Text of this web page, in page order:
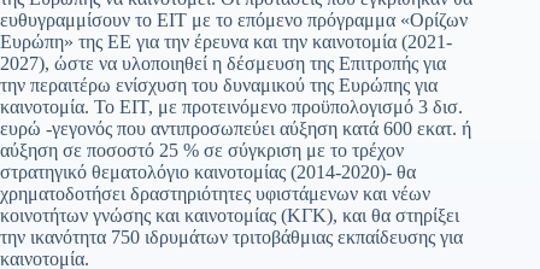
ευθυγραμμίσουν το ΕΙΤ με το επόμενο πρόγραμμα «Ορίζων
Ευρώπη» της ΕΕ για την έρευνα και την καινοτομία (2021-
2027), ώστε να υλοποιηθεί η δέσμευση της Επιτροπής για
την περαιτέρω ενίσχυση του δυναμικού της Ευρώπης για
καινοτομία. Το ΕΙΤ, με προτεινόμενο προϋπολογισμό 3 δισ.
ευρώ -γεγονός που αντιπροσωπεύει αύξηση κατά 600 εκατ. ή
αύξηση σε ποσοστό 25 % σε σύγκριση με το τρέχον
στρατηγικό θεματολόγιο καινοτομίας (2014-2020)- θα
χρηματοδοτήσει δραστηριότητες υφιστάμενων και νέων
κοινοτήτων γνώσης και καινοτομίας (ΚΓΚ), και θα στηρίξει
την ικανότητα 750 ιδρυμάτων τριτοβάθμιας εκπαίδευσης για
καινοτομία.